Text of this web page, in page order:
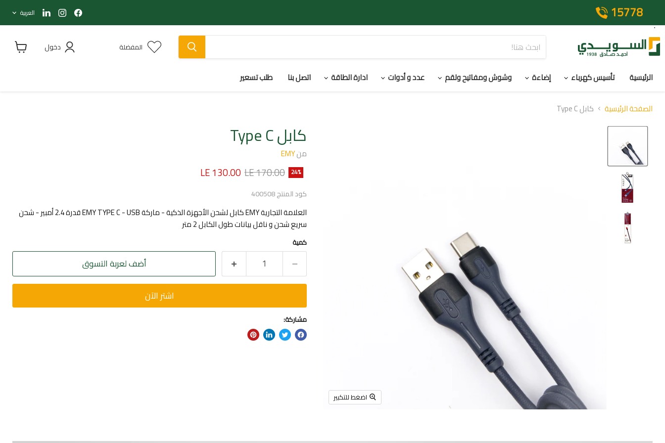
15778
Find
us
on
Find
us
on
Find
us
onلغة
العربية
المفضلة دخول
عرض
الرئيسية تأسيس كهرباء إضاءة وشوش ومفاتيح ولقم عدد و أدوات ادارة الطاقة اتصل بنا طلب تسعير
الصفحة الرئيسية كابل Type C
اضغط للتكبير
كابل Type C
منEMY
24% السعر الأصلي
LE 170.00 السعر الحالي
LE 130.00
كود المنتج400508
العلامة التجارية EMY كابل لشحن الأجهزة الذكية - ماركة EMY TYPE C - USB قدرة 2.4 أمبير - شحن
سريع شحن و ناقل بيانات طول الكابل 2 متر
كمية
أضف لعربة التسوق
اشتر الآن
مشاركة: